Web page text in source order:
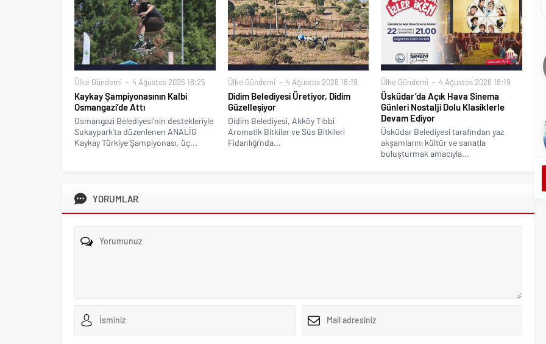
Ülke Gündemi 4 Ağustos 2026 18:25
Kaykay Şampiyonasının Kalbi
Osmangazi’de Attı
Osmangazi Belediyesi’nin destekleriyle
Sukaypark’ta düzenlenen ANALİG
Kaykay Türkiye Şampiyonası, üç...
Ülke Gündemi 4 Ağustos 2026 18:19
Didim Belediyesi Üretiyor, Didim
Güzelleşiyor
Didim Belediyesi, Akköy Tıbbi
Aromatik Bitkiler ve Süs Bitkileri
Fidanlığı’nda...
Ülke Gündemi 4 Ağustos 2026 18:19
Üsküdar’da Açık Hava Sinema
Günleri Nostalji Dolu Klasiklerle
Devam Ediyor
Üsküdar Belediyesi tarafından yaz
akşamlarını kültür ve sanatla
buluşturmak amacıyla...
YORUMLAR